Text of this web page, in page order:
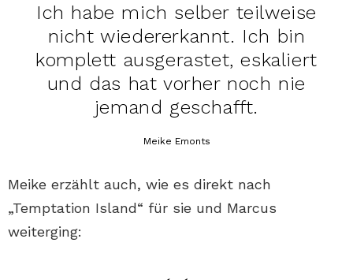
Ich habe mich selber teilweise
nicht wiedererkannt. Ich bin
komplett ausgerastet, eskaliert
und das hat vorher noch nie
jemand geschafft.
Meike Emonts
Meike erzählt auch, wie es direkt nach
„Temptation Island“ für sie und Marcus
weiterging: